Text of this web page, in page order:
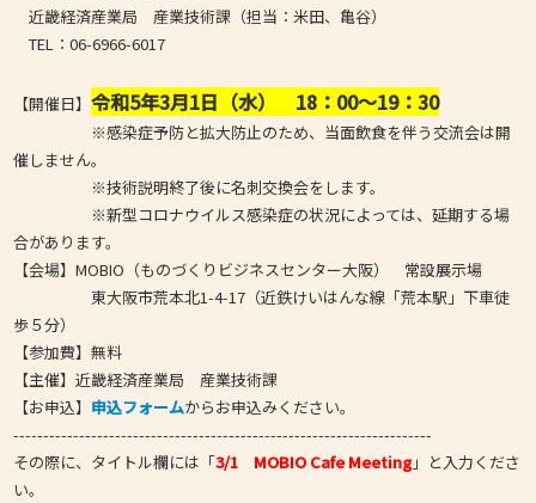
近畿経済産業局 産業技術課（担当：米田、亀谷）
TEL：06-6966-6017
【開催日】令和5年3月1日（水） 18：00～19：30
※感染症予防と拡大防止のため、当面飲食を伴う交流会は開
催しません。
※技術説明終了後に名刺交換会をします。
※新型コロナウイルス感染症の状況によっては、延期する場
合があります。
【会場】MOBIO（ものづくりビジネスセンター大阪） 常設展示場
東大阪市荒本北1-4-17（近鉄けいはんな線「荒本駅」下車徒
歩５分）
【参加費】無料
【主催】近畿経済産業局 産業技術課
【お申込】 申込フォームからお申込みください。
----------------------------------------------------------------------
その際に、タイトル欄には「3/1 MOBIO Cafe Meeting 」と入力くださ
い。